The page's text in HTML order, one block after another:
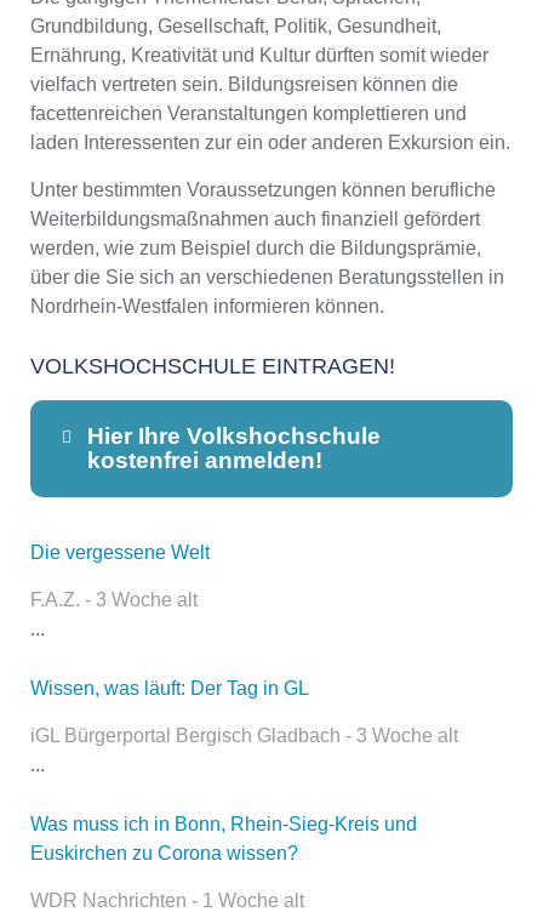
Grundbildung, Gesellschaft, Politik, Gesundheit,
Ernährung, Kreativität und Kultur dürften somit wieder
vielfach vertreten sein. Bildungsreisen können die
facettenreichen Veranstaltungen komplettieren und
laden Interessenten zur ein oder anderen Exkursion ein.
Unter bestimmten Voraussetzungen können berufliche
Weiterbildungsmaßnahmen auch finanziell gefördert
werden, wie zum Beispiel durch die Bildungsprämie,
über die Sie sich an verschiedenen Beratungsstellen in
Nordrhein-Westfalen informieren können.
VOLKSHOCHSCHULE EINTRAGEN!
Hier Ihre Volkshochschule
kostenfrei anmelden!
Dieser Teil dient lediglich zur
E-Mail *
Die vergessene Welt
F.A.Z. - 3 Woche alt
...
Wissen, was läuft: Der Tag in GL
iGL Bürgerportal Bergisch Gladbach - 3 Woche alt
...
Was muss ich in Bonn, Rhein-Sieg-Kreis und
Euskirchen zu Corona wissen?
WDR Nachrichten - 1 Woche alt